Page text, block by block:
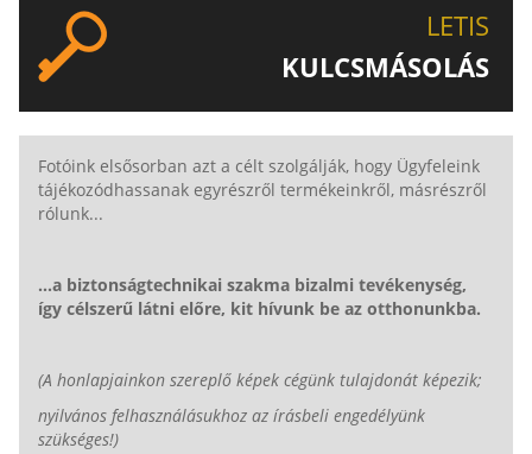
LETIS
KULCSMÁSOLÁS
Fotóink elsősorban azt a célt szolgálják, hogy Ügyfeleink
tájékozódhassanak egyrészről termékeinkről, másrészről
rólunk...
...a biztonságtechnikai szakma bizalmi tevékenység,
így célszerű látni előre, kit hívunk be az otthonunkba.
(A honlapjainkon szereplő képek cégünk tulajdonát képezik;
nyilvános felhasználásukhoz az írásbeli engedélyünk
szükséges!)